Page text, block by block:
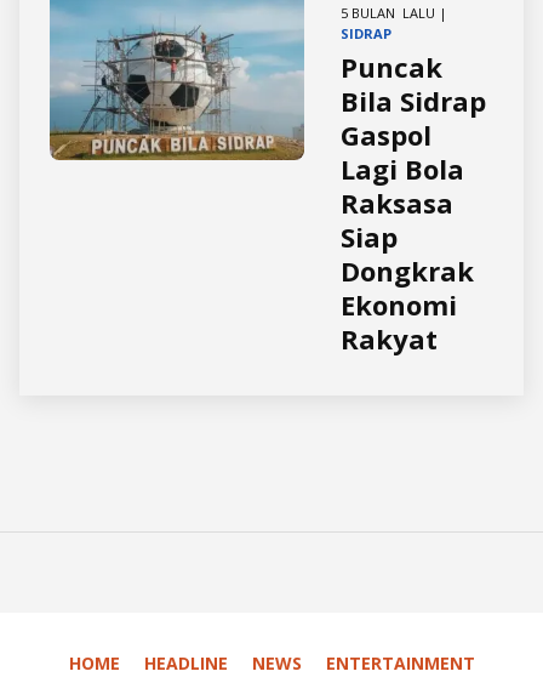
5 BULAN LALU |
SIDRAP
Puncak
Bila Sidrap
Gaspol
Lagi Bola
Raksasa
Siap
Dongkrak
Ekonomi
Rakyat
HOME HEADLINE NEWS ENTERTAINMENT